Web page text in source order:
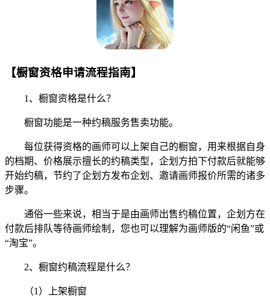
【橱窗资格申请流程指南】
1、橱窗资格是什么？
橱窗功能是一种约稿服务售卖功能。
每位获得资格的画师可以上架自己的橱窗，用来根据自身
的档期、价格展示擅长的约稿类型，企划方拍下付款后就能够
开始约稿，节约了企划方发布企划、邀请画师报价所需的诸多
步骤。
通俗一些来说，相当于是由画师出售约稿位置，企划方在
付款后排队等待画师绘制，您也可以理解为画师版的“闲鱼”或
“淘宝”。
2、橱窗约稿流程是什么？
（1）上架橱窗